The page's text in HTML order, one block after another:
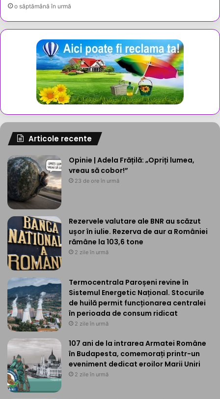
o săptămână în urmă
Articole recente
Opinie | Adela Frățilă: „Opriți lumea,
vreau să cobor!”
23 de ore în urmă
Rezervele valutare ale BNR au scăzut
ușor în iulie. Rezerva de aur a României
rămâne la 103,6 tone
2 zile în urmă
Termocentrala Paroșeni revine în
Sistemul Energetic Național. Stocurile
de huilă permit funcționarea centralei
în perioada de consum ridicat
2 zile în urmă
107 ani de la intrarea Armatei Române
în Budapesta, comemorați printr-un
eveniment dedicat eroilor Marii Uniri
2 zile în urmă